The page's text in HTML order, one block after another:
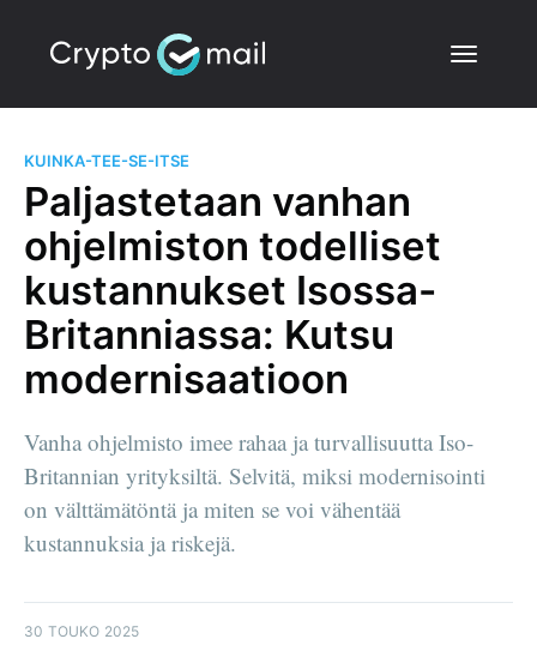
KUINKA-TEE-SE-ITSE
Paljastetaan vanhan
ohjelmiston todelliset
kustannukset Isossa-
Britanniassa: Kutsu
modernisaatioon
Vanha ohjelmisto imee rahaa ja turvallisuutta Iso-
Britannian yrityksiltä. Selvitä, miksi modernisointi
on välttämätöntä ja miten se voi vähentää
kustannuksia ja riskejä.
30 TOUKO 2025